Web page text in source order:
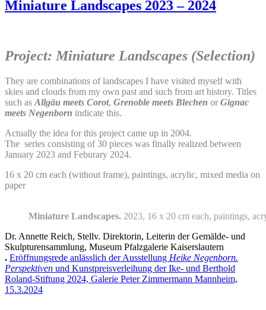
Miniature Landscapes 2023 – 2024
Project: Miniature Landscapes (Selection)
They are combinations of landscapes I have visited myself with
skies and clouds from my own past and such from art history. Titles
such as Allgäu meets Corot, Grenoble meets Blechen or Gignac
meets Negenborn indicate this.
Actually the idea for this project came up in 2004.
The series consisting of 30 pieces was finally realized between
January 2023 and Feburary 2024.
16 x 20 cm each (without frame), paintings, acrylic, mixed media on
paper
Miniature Landscapes. 2023, 16 x 20 cm each, paintings,
Dr. Annette Reich, Stellv. Direktorin, Leiterin der Gemälde- und
Skulpturensammlung, Museum Pfalzgalerie Kaiserslautern
. Eröffnungsrede anlässlich der Ausstellung Heike Negenborn.
Perspektiven und Kunstpreisverleihung der Ike- und Berthold
Roland-Stiftung 2024, Galerie Peter Zimmermann Mannheim,
15.3.2024